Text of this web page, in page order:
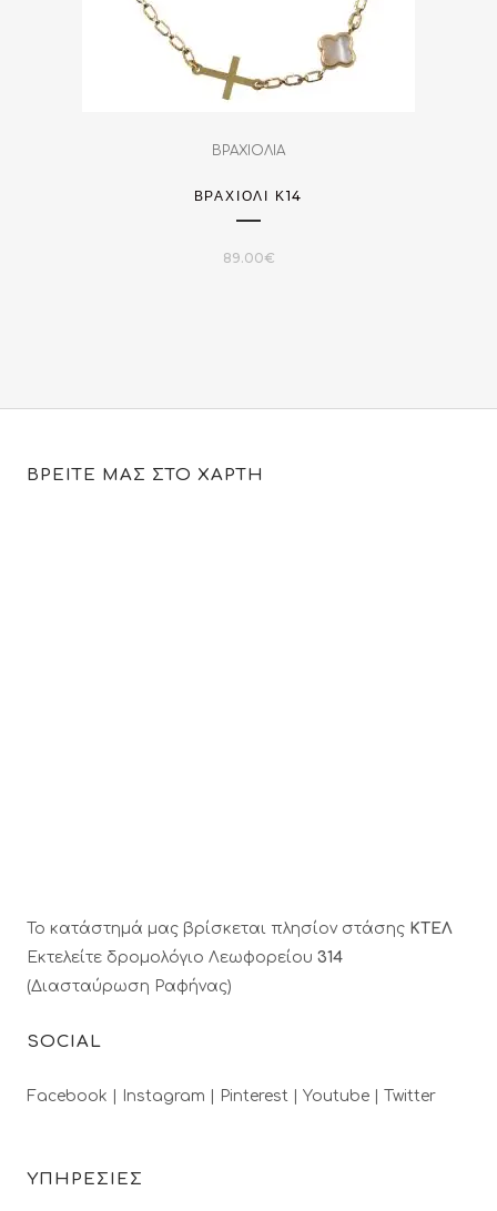
ΒΡΑΧΙΟΛΙΑ
ΒΡΑΧΙΌΛΙ Κ14
89.00€
ΒΡΕΙΤΕ ΜΑΣ ΣΤΟ ΧΑΡΤΗ
Το κατάστημά μας βρίσκεται πλησίον στάσης ΚΤΕΛ
Εκτελείτε δρομολόγιο Λεωφορείου 314
(Διασταύρωση Ραφήνας)
SOCIAL
Facebook | Instagram | Pinterest | Youtube | Twitter
ΥΠΗΡΕΣΙΕΣ